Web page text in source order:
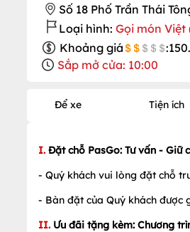
Số 18 Phố Trần Thái
Loại hình: Gọi món Việt
Khoảng giá
:
Sắp mở cửa: 10:00
Để xe Tiện ích
I. Đặt chỗ PasGo: Tư vấn - Giữ
- Quý khách vui lòng đặt chỗ
- Bàn đặt của Quý khách được
II. Ưu đãi tặng kèm: Chương